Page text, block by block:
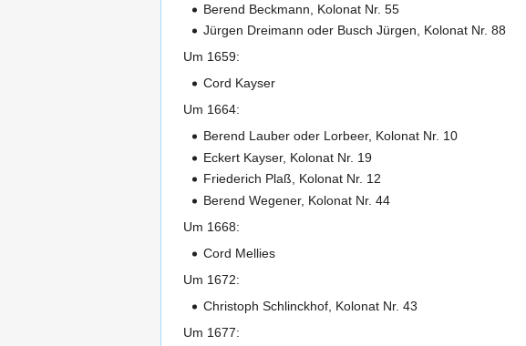
Berend Beckmann, Kolonat Nr. 55
Jürgen Dreimann oder Busch Jürgen, Kolonat Nr. 88
Um 1659:
Cord Kayser
Um 1664:
Berend Lauber oder Lorbeer, Kolonat Nr. 10
Eckert Kayser, Kolonat Nr. 19
Friederich Plaß, Kolonat Nr. 12
Berend Wegener, Kolonat Nr. 44
Um 1668:
Cord Mellies
Um 1672:
Christoph Schlinckhof, Kolonat Nr. 43
Um 1677: